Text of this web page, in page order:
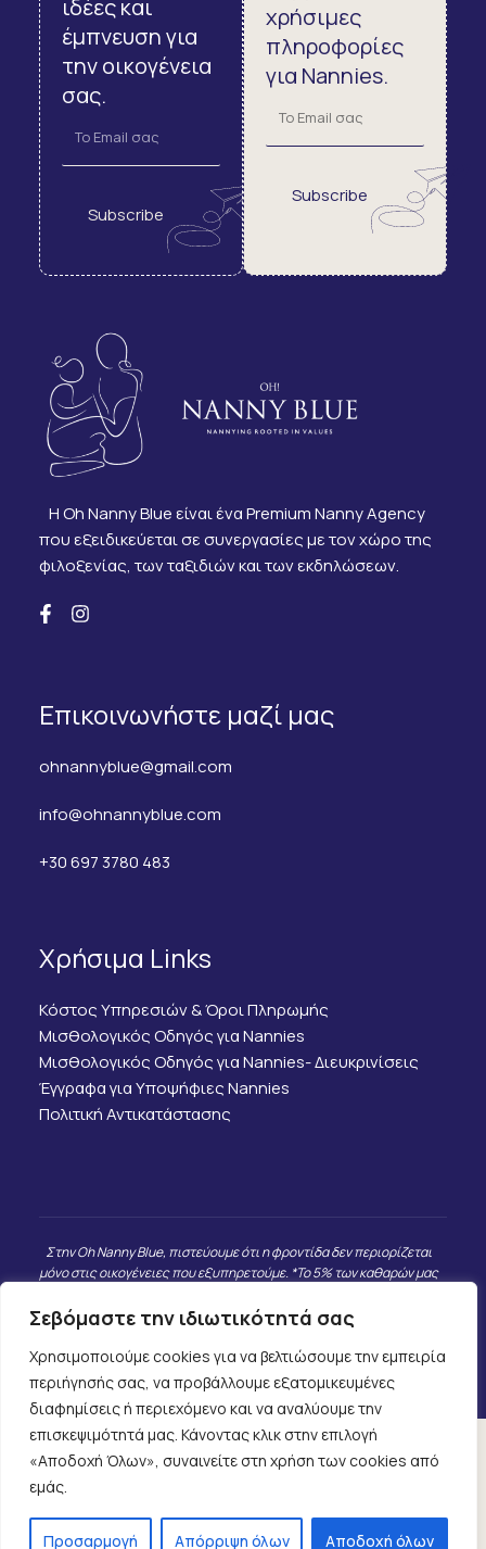
Σεβόμαστε την ιδιωτικότητά σας
Χρησιμοποιούμε cookies για να βελτιώσουμε την εμπειρία
περιήγησής σας, να προβάλλουμε εξατομικευμένες
διαφημίσεις ή περιεχόμενο και να αναλύουμε την
επισκεψιμότητά μας. Κάνοντας κλικ στην επιλογή
«Αποδοχή Όλων», συναινείτε στη χρήση των cookies από
εμάς.
Προσαρμογή Απόρριψη όλων Αποδοχή όλων
ιδέες και
έμπνευση για
την οικογένεια
σας.
Subscribe
χρήσιμες
πληροφορίες
για Nannies.
Subscribe
Η Oh Nanny Blue είναι ένα Premium Nanny Agency
που εξειδικεύεται σε συνεργασίες με τον χώρο της
φιλοξενίας, των ταξιδιών και των εκδηλώσεων.
Επικοινωνήστε μαζί μας
ohnannyblue@gmail.com
info@ohnannyblue.com
+30 697 3780 483
Χρήσιμα Links
Κόστος Υπηρεσιών & Όροι Πληρωμής
Μισθολογικός Οδηγός για Nannies
Μισθολογικός Οδηγός για Nannies- Διευκρινίσεις
Έγγραφα για Υποψήφιες Nannies
Πολιτική Αντικατάστασης
Στην Oh Nanny Blue, πιστεύουμε ότι η φροντίδα δεν περιορίζεται
μόνο στις οικογένειες που εξυπηρετούμε. *Το 5% των καθαρών μας
πραγματική ανάγκη, καθώς και σε επιλεγμένες φιλανθρωπικές
δράσεις που προσωπικά γνωρίζουμε και εμπιστευόμαστε. Δεν
συνεργαζόμαστε με μεγάλες ΜΚΟ, αλλά με ανθρώπους και
πρωτοβουλίες που έχουν άμεσο και μετρήσιμο αντίκτυπο.
Πολιτική Ιδιωτικότητας
2025 ©